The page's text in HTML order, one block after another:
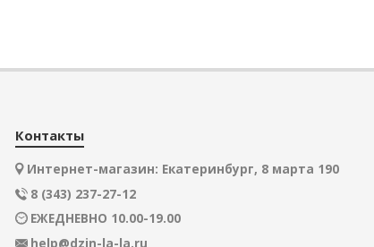
Контакты
Интернет-магазин: Екатеринбург, 8 марта 190
8 (343) 237-27-12
ЕЖЕДНЕВНО 10.00-19.00
help@dzin-la-la.ru